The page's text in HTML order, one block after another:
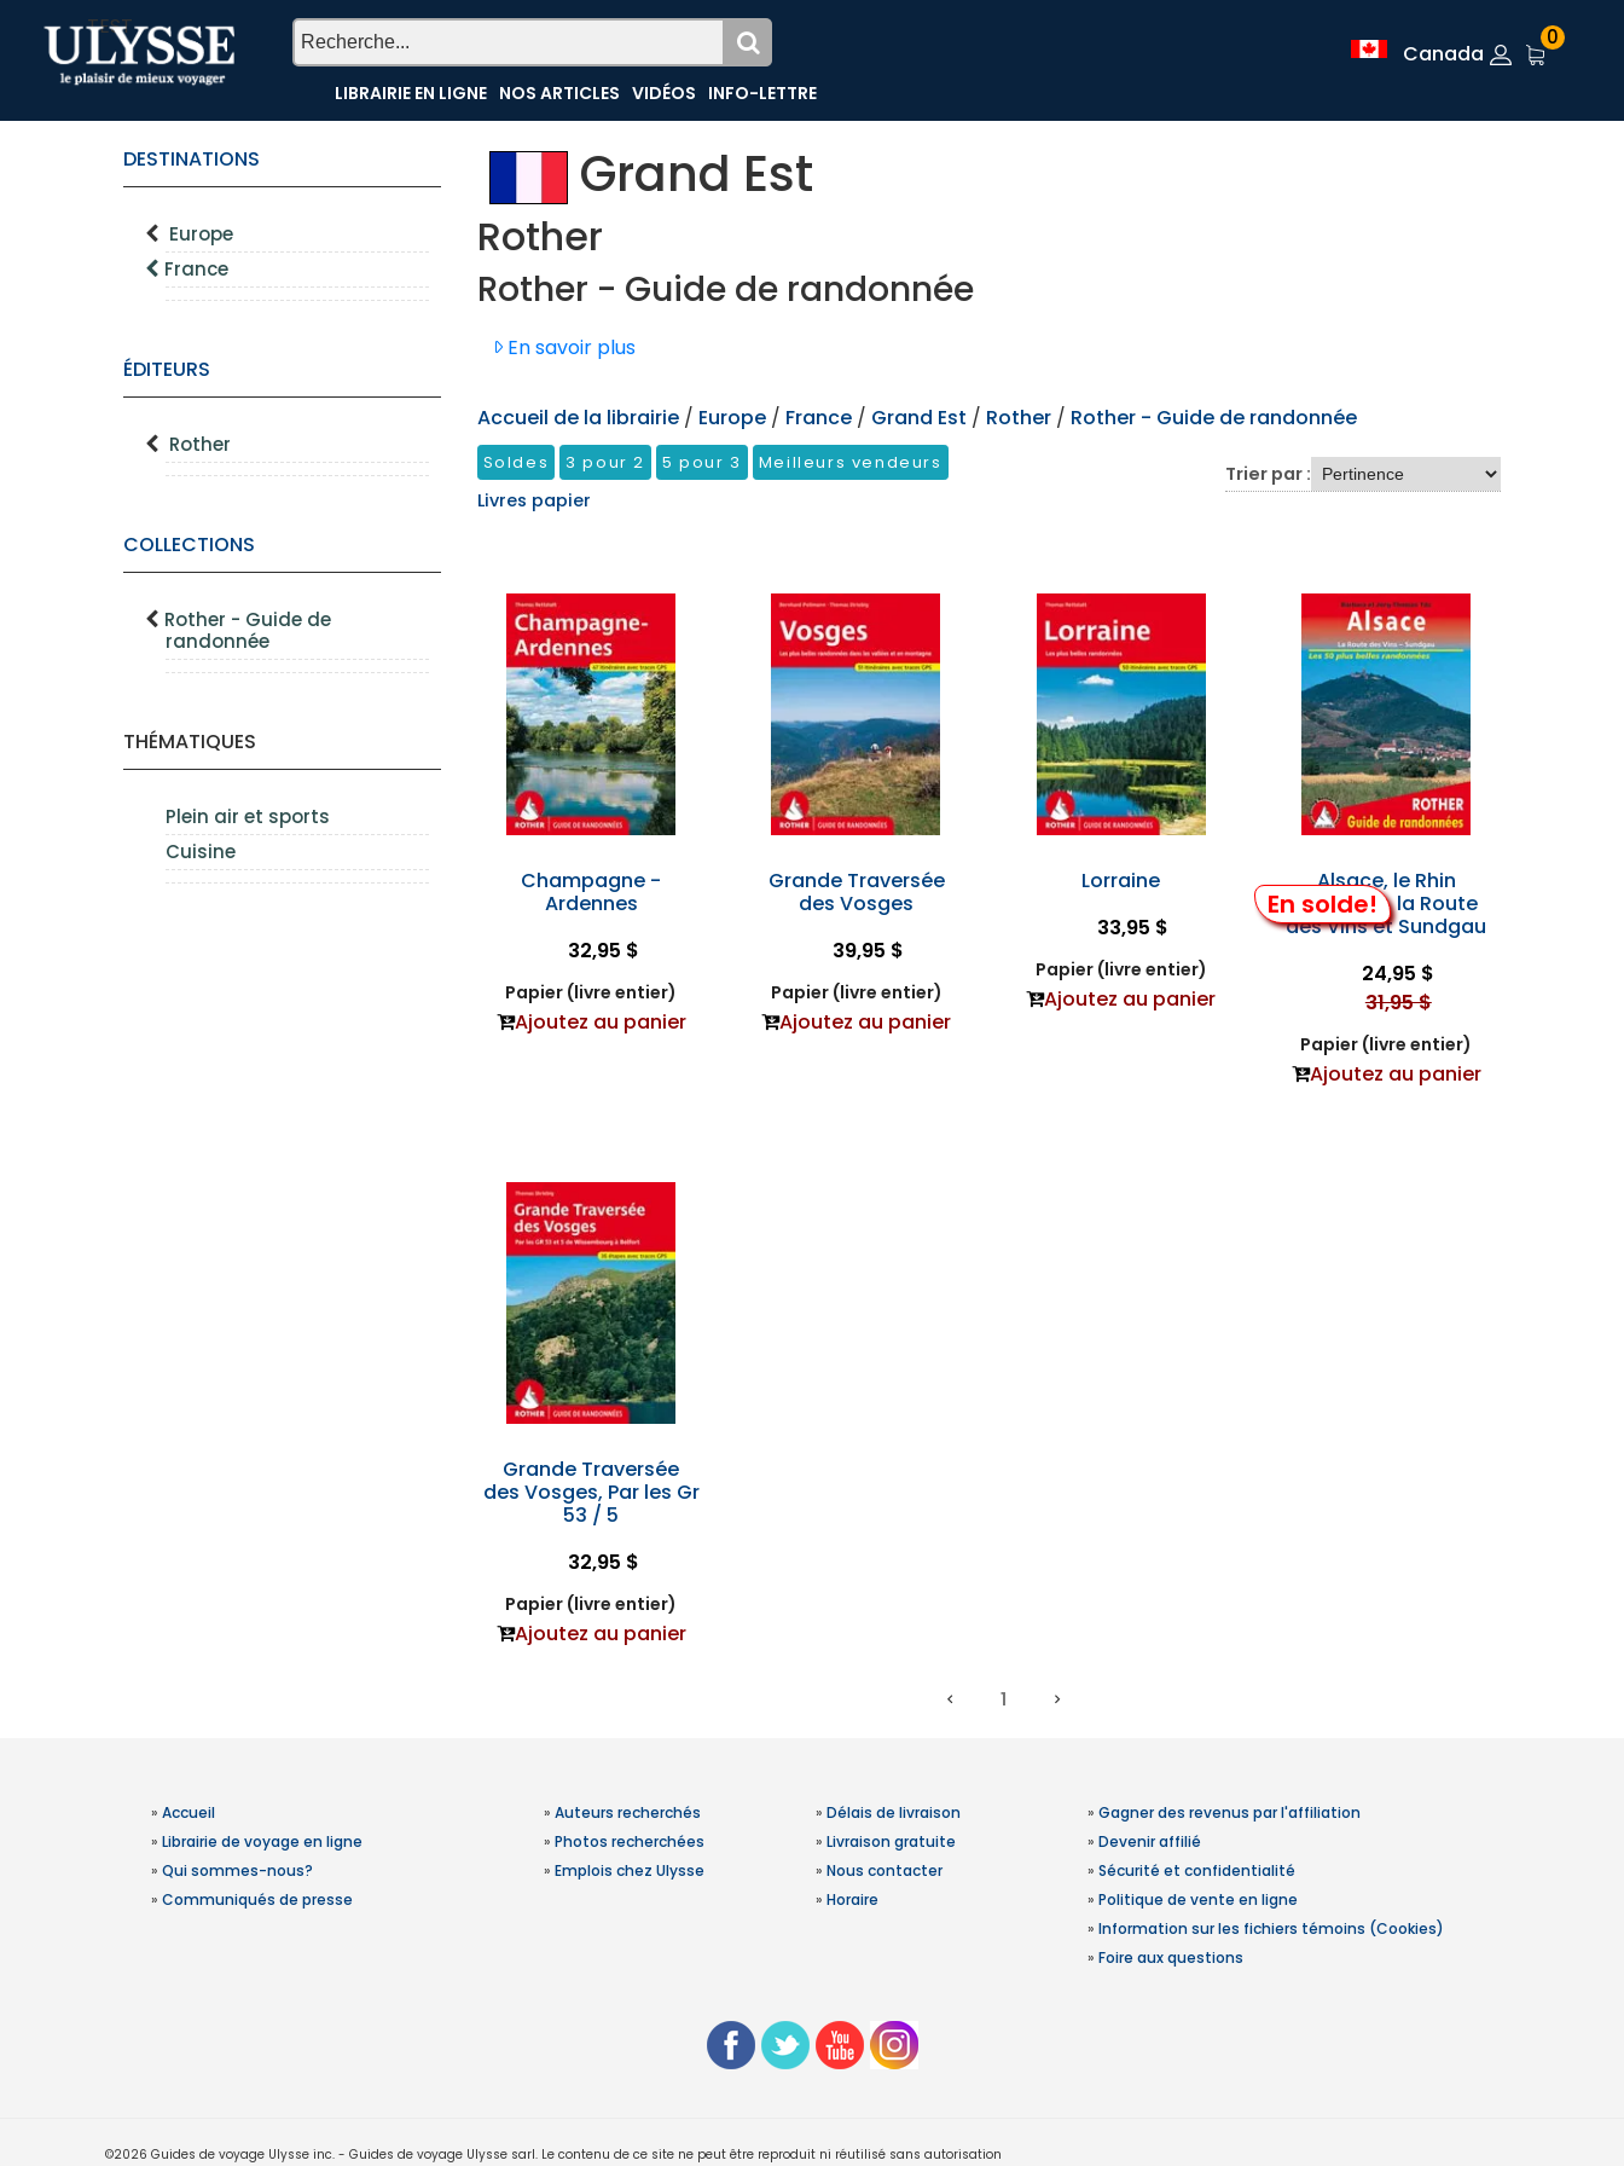
TEST
LIBRAIRIE EN LIGNE NOS ARTICLES VIDÉOS INFO-LETTRE
Canada
0
DESTINATIONS
Europe
France
ÉDITEURS
Rother
COLLECTIONS
Rother - Guide de
randonnée
THÉMATIQUES
Plein air et sports
Cuisine
Grand Est
Rother
Rother - Guide de randonnée
En savoir plus
Accueil de la librairie / Europe / France / Grand Est / Rother / Rother - Guide de randonnée
Soldes 3 pour 2 5 pour 3 Meilleurs vendeurs
Livres papier
Trier par :
Champagne -
Ardennes
32,95 $
Papier (livre entier)
Ajoutez au panier
Grande Traversée
des Vosges
39,95 $
Papier (livre entier)
Ajoutez au panier
Lorraine
33,95 $
Papier (livre entier)
Ajoutez au panier
En solde!
Alsace, le Rhin
Supérieur, la Route
des Vins et Sundgau
24,95 $
31,95 $
Papier (livre entier)
Ajoutez au panier
Grande Traversée
des Vosges, Par les Gr
53 / 5
32,95 $
Papier (livre entier)
Ajoutez au panier
1
» Accueil
» Librairie de voyage en ligne
» Qui sommes-nous?
» Communiqués de presse
» Auteurs recherchés
» Photos recherchées
» Emplois chez Ulysse
» Délais de livraison
» Livraison gratuite
» Nous contacter
» Horaire
» Gagner des revenus par l'affiliation
» Devenir affilié
» Sécurité et confidentialité
» Politique de vente en ligne
» Information sur les fichiers témoins (Cookies)
» Foire aux questions
©2026 Guides de voyage Ulysse inc. - Guides de voyage Ulysse sarl. Le contenu de ce site ne peut être reproduit ni réutilisé sans autorisation